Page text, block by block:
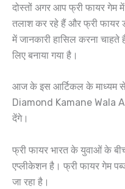
दोस्तों अगर आप फ्री फायर गेम में
तलाश कर रहे हैं और फ्री फायर
में जानकारी हासिल करना
लिए बनाया गया है।
आज के इस आर्टिकल के माध्यम
Diamond Kamane Wala
देंगे।
फ्री फायर भारत के युवाओं के
एप्लीकेशन है। फ्री फायर गेम
जा रहा है।